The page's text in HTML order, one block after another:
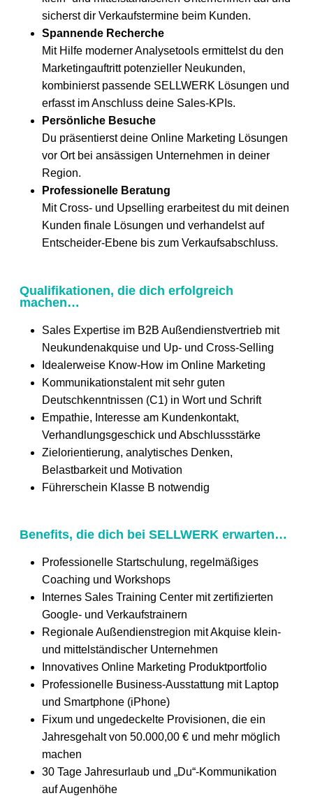
sicherst dir Verkaufstermine beim Kunden.
Spannende Recherche
Mit Hilfe moderner Analysetools ermittelst du den
Marketingauftritt potenzieller Neukunden,
kombinierst passende SELLWERK Lösungen und
erfasst im Anschluss deine Sales-KPIs.
Persönliche Besuche
Du präsentierst deine Online Marketing Lösungen
vor Ort bei ansässigen Unternehmen in deiner
Region.
Professionelle Beratung
Mit Cross- und Upselling erarbeitest du mit deinen
Kunden finale Lösungen und verhandelst auf
Entscheider-Ebene bis zum Verkaufsabschluss.
Qualifikationen, die dich erfolgreich
machen…
Sales Expertise im B2B Außendienstvertrieb mit
Neukundenakquise und Up- und Cross-Selling
Idealerweise Know-How im Online Marketing
Kommunikationstalent mit sehr guten
Deutschkenntnissen (C1) in Wort und Schrift
Empathie, Interesse am Kundenkontakt,
Verhandlungsgeschick und Abschlussstärke
Zielorientierung, analytisches Denken,
Belastbarkeit und Motivation
Führerschein Klasse B notwendig
Benefits, die dich bei SELLWERK erwarten…
Professionelle Startschulung, regelmäßiges
Coaching und Workshops
Internes Sales Training Center mit zertifizierten
Google- und Verkaufstrainern
Regionale Außendienstregion mit Akquise klein-
und mittelständischer Unternehmen
Innovatives Online Marketing Produktportfolio
Professionelle Business-Ausstattung mit Laptop
und Smartphone (iPhone)
Fixum und ungedeckelte Provisionen, die ein
Jahresgehalt von 50.000,00 € und mehr möglich
machen
30 Tage Jahresurlaub und „Du“-Kommunikation
auf Augenhöhe